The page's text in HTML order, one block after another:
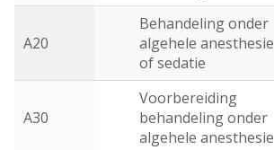
A20
Behandeling onder
algehele anesthesie
of sedatie
A30
Voorbereiding
behandeling onder
algehele anesthesie